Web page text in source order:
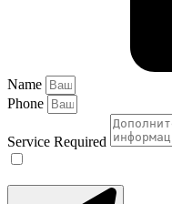
Name
Phone
Service Required